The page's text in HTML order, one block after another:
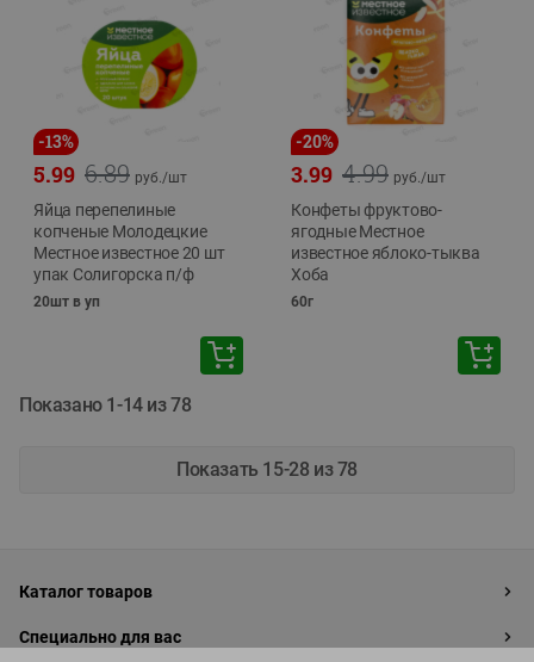
-13%
6.89
5.99 руб./шт
Яйца перепелиные
копченые Молодецкие
Местное известное 20 шт
упак Солигорска п/ф
20шт в уп
-20%
4.99
3.99 руб./шт
Конфеты фруктово-
ягодные Местное
известное яблоко-тыква
Хоба
60г
Показано 1-14 из 78
Показать 15-28 из 78
Каталог товаров
Специально для вас